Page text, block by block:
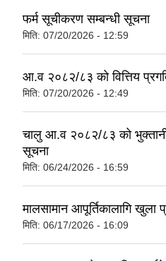
फर्म सूचीकरण सम्बन्धी सूचना
मिति: 07/20/2026 - 12:59
आ.व २०८२/८३ को वित्तिय
मिति: 07/20/2026 - 12:49
चालु आ.व २०८२/८३ को
सूचना
मिति: 06/24/2026 - 16:59
मालसामान आपूर्तिकालागि खुला
मिति: 06/17/2026 - 16:09